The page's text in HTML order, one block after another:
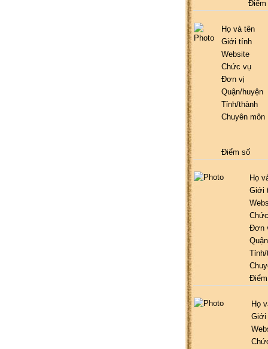
Điểm
Họ và tên
Giới tính
Website
Chức vụ
Đơn vị
Quận/huyện
Tỉnh/thành
Chuyên môn
Điểm số
Họ
Giới
Đơn
Họ
Giới